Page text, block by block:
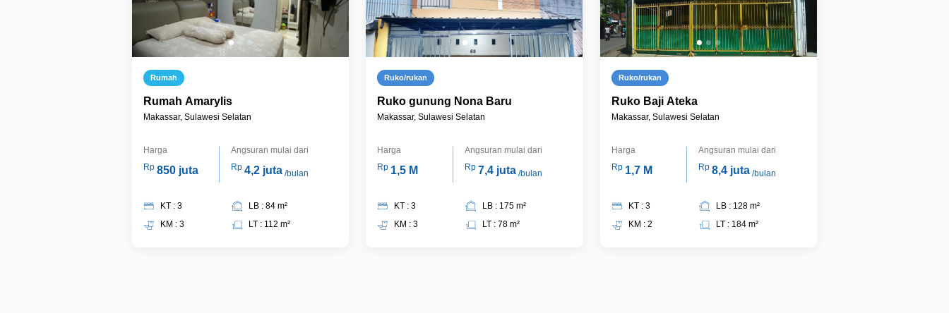
Rumah
Rumah Amarylis
Makassar, Sulawesi Selatan
Harga
Rp 850 juta
Angsuran mulai dari
Rp 4,2 juta/bulan
KT : 3
KM : 3
LB : 84 m²
LT : 112 m²
Ruko/rukan
Ruko gunung Nona Baru
Makassar, Sulawesi Selatan
Harga
Rp 1,5 M
Angsuran mulai dari
Rp7,4 juta /bulan
KT : 3
KM : 3
LB : 175 m²
LT : 78 m²
Ruko/rukan
Ruko Baji Ateka
Makassar, Sulawesi Selatan
Harga
Rp 1,7 M
Angsuran mulai dari
Rp8,4 juta /bulan
KT : 3
KM : 2
LB : 128 m²
LT : 184 m²